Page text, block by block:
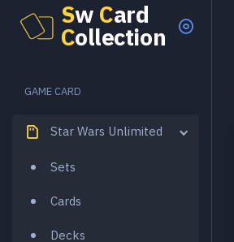
Sw Card
Collection
GAME CARD
Star Wars Unlimited
Sets
Cards
Decks